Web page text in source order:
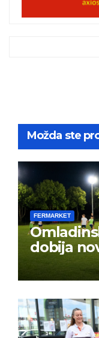
Možda ste
FERMARKET
dobija